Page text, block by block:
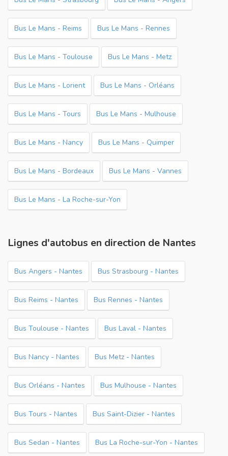
Bus Le Mans - Reims Bus Le Mans - Rennes
Bus Le Mans - Toulouse Bus Le Mans - Metz
Bus Le Mans - Lorient Bus Le Mans - Orléans
Bus Le Mans - Tours Bus Le Mans - Mulhouse
Bus Le Mans - Nancy Bus Le Mans - Quimper
Bus Le Mans - Bordeaux Bus Le Mans - Vannes
Bus Le Mans - La Roche-sur-Yon
Lignes d'autobus en direction de Nantes
Bus Angers - Nantes Bus Strasbourg - Nantes
Bus Reims - Nantes Bus Rennes - Nantes
Bus Toulouse - Nantes Bus Laval - Nantes
Bus Nancy - Nantes Bus Metz - Nantes
Bus Orléans - Nantes Bus Mulhouse - Nantes
Bus Tours - Nantes Bus Saint-Dizier - Nantes
Bus Sedan - Nantes Bus La Roche-sur-Yon - Nantes